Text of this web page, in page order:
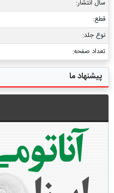
سال انتشار:
قطع:
نوع جلد:
تعداد صفحه:
پیشنهاد ما